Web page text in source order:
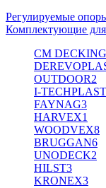
Регулируемые
Комплектующие
CM DECKING
OUTDOOR2
I-TECHPLAST
FAYNAG3
HARVEX1
WOODVEX8
BRUGGAN6
UNODECK2
HILST3
KRONEX3